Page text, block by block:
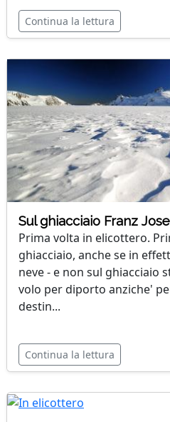
Continua la lettura
Sul ghiacciaio Franz
Prima volta in elicottero.
ghiacciaio, anche se in
neve - e non sul ghiacciaio
volo per diporto anziche'
destin...
Continua la lettura